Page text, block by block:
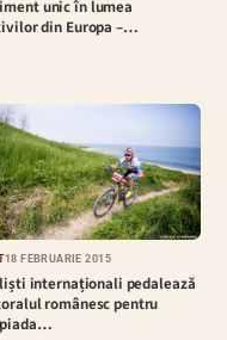
unic în lumea
din Europa –…
18 FEBRUARIE 2015
internaționali pedalează
românesc pentru